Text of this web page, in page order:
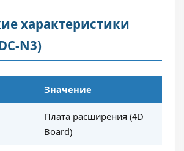
характеристики
N3)
Значение
Плата расширения (4D
Board)